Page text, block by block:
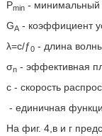
Pmin- минимальный
GA - коэффициент
λ=с/ƒ0- длина
σn- эффективная
с - скорость
- единичная
На фиг. 4,в и г